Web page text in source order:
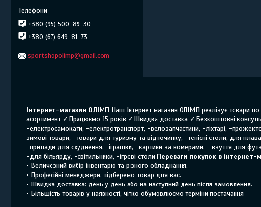
+380 (95) 500-89-30
+380 (67) 649-81-73
sportshopolimp@gmail.com
Інтернет-магазин ОЛІМП Наш Інтернет магазин ОЛІМП реалізує товари
асортимент ✓Працюємо 15 років ✓Швидка доставка ✓Безкоштовні
-електросамокати, -електротранспорт, -велозапчастини, -ліхтарі, -
зимові товари, -товари для туризму та відпочинку, -тенісні столи, для
-прилади для схуднення, -іграшки, -картини за номерами, - взуття для
-для більярду, -світильники, -ігрові столи Переваги покупок в інтернет-
• Величезний вибір інвентарю та різного обладнання.
• Професійні менеджери, підберемо товар для вас.
• Швидка доставка: день у день або на наступний день після замовлення.
• Більшість товарів у наявності, чітко обумовлюємо терміни постачання